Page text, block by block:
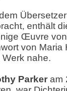
enthält
Œuvre
von Maria
nahe.
Parker am